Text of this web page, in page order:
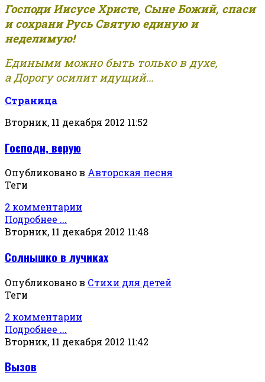
Господи Иисусе Христе, Сыне Божий, спаси
и сохрани Русь Святую единую и
неделимую!
Едиными можно быть только в духе,
а Дорогу осилит идущий...
Страница
Вторник, 11 декабря 2012 11:52
Господи, верую
Опубликовано в Авторская песня
Теги
2 комментарии
Подробнее ...
Вторник, 11 декабря 2012 11:48
Солнышко в лучиках
Опубликовано в Стихи для детей
Теги
2 комментарии
Подробнее ...
Вторник, 11 декабря 2012 11:42
Вызов